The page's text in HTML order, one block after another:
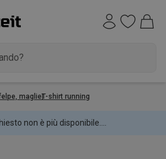
maglieT-shirt running
non è più disponibile....